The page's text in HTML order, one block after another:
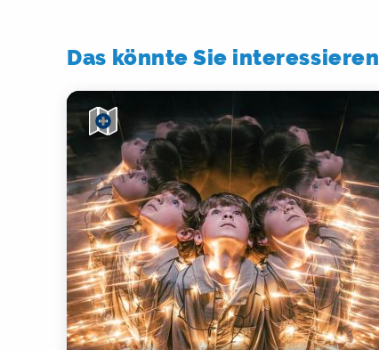
Das könnte Sie interessieren